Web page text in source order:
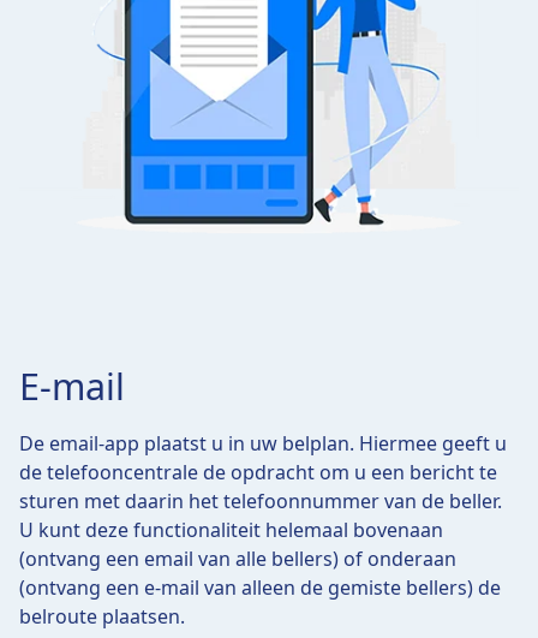
E-mail
De email-app plaatst u in uw belplan. Hiermee geeft u
de telefooncentrale de opdracht om u een bericht te
sturen met daarin het telefoonnummer van de beller.
U kunt deze functionaliteit helemaal bovenaan
(ontvang een email van alle bellers) of onderaan
(ontvang een e-mail van alleen de gemiste bellers) de
belroute plaatsen.